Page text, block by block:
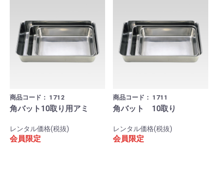
商品コード： 1712
角バット10取り用アミ
レンタル価格(税抜)
会員限定
商品コード： 1711
角バット 10取り
レンタル価格(税抜)
会員限定